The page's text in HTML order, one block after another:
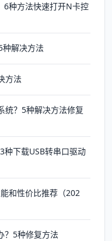
6种方法快速打开N卡控
种解决方法
方法
统？5种解决方法修复
种下载USB转串口驱动
和性价比推荐（202
？5种修复方法